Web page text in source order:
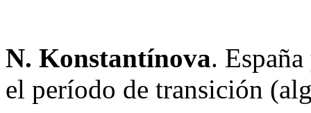
N. Konstantínova.
el período de transición